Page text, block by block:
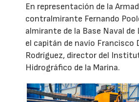
En representación de la
contralmirante Fernando
almirante de la Base Naval de
el capitán de navío Francisco
Rodríguez, director del
Hidrográfico de la Marina.